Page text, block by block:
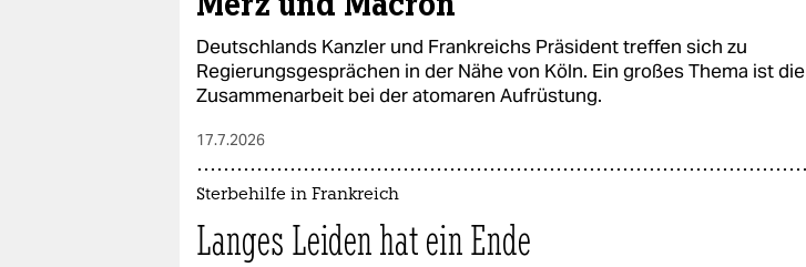
Deutschlands Kanzler und Frankreichs Präsident treffen sich zu
Regierungsgesprächen in der Nähe von Köln. Ein großes Thema ist die
Zusammenarbeit bei der atomaren Aufrüstung.
17.7.2026
Sterbehilfe in Frankreich
Langes Leiden hat ein Ende